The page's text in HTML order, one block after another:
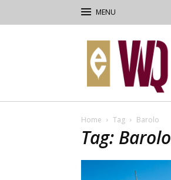
–
Vigne,
Vini
&
Home Tag Barolo
Tag: Barolo